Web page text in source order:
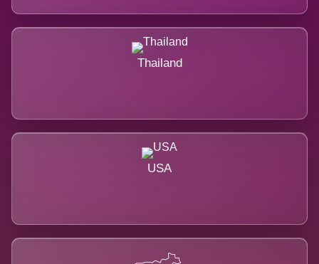
Thailand
USA